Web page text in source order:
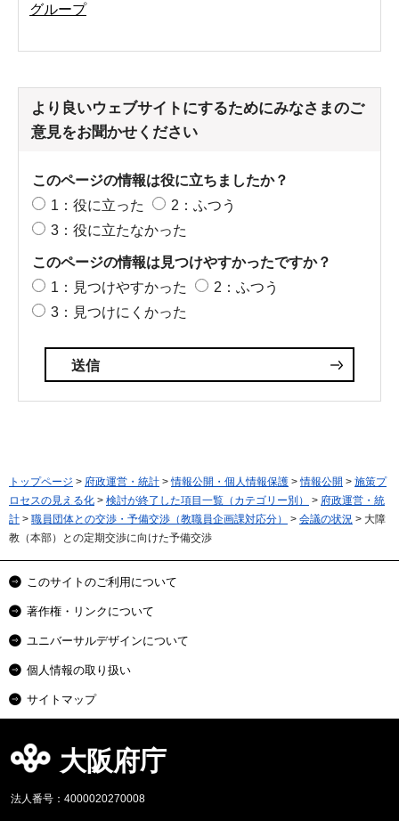
グループ
より良いウェブサイトにするためにみなさまのご
意見をお聞かせください
このページの情報は役に立ちましたか？
1：役に立った
2：ふつう
3：役に立たなかった
このページの情報は見つけやすかったですか？
1：見つけやすかった
2：ふつう
3：見つけにくかった
トップページ > 府政運営・統計 >情報公開・個人情報保護 >情報公開 > 施策プ
ロセスの見える化 > 検討が終了した項目一覧（カテゴリー別） > 府政運営・統
計 > 職員団体との交渉・予備交渉（教職員企画課対応分） > 会議の状況 > 大障
教（本部）との定期交渉に向けた予備交渉
このサイトのご利用について
著作権・リンクについて
ユニバーサルデザインについて
個人情報の取り扱い
サイトマップ
大阪府庁
法人番号：4000020270008